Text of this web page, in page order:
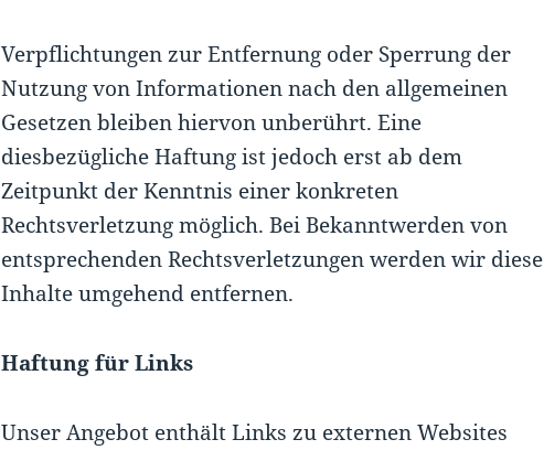
Verpflichtungen zur Entfernung oder Sperrung der
Nutzung von Informationen nach den allgemeinen
Gesetzen bleiben hiervon unberührt. Eine
diesbezügliche Haftung ist jedoch erst ab dem
Zeitpunkt der Kenntnis einer konkreten
Rechtsverletzung möglich. Bei Bekanntwerden von
entsprechenden Rechtsverletzungen werden wir diese
Inhalte umgehend entfernen.
Haftung für Links
Unser Angebot enthält Links zu externen Websites